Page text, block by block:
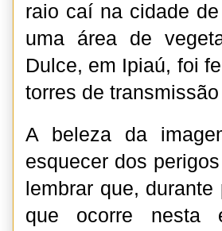
raio caí na cidade
uma área de
Dulce, em Ipiaú, foi
torres de
A beleza da
esquecer dos
lembrar que,
que ocorre nesta